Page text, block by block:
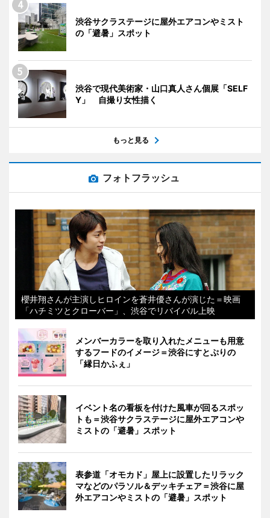
渋谷サクラステージに屋外エアコンやミスト
の「避暑」スポット
渋谷で現代美術家・山口真人さん個展「SELF
Y」 自撮り女性描く
もっと見る
フォトフラッシュ
櫻井翔さんが主演しヒロインを蒼井優さんが演じた＝映画
「ハチミツとクローバー」、渋谷でリバイバル上映
メンバーカラーを取り入れたメニューも用意
するフードのイメージ＝渋谷にすとぷりの
「縁日かふぇ」
イベント名の看板を付けた風車が回るスポッ
トも＝渋谷サクラステージに屋外エアコンや
ミストの「避暑」スポット
表参道「オモカド」屋上に設置したリラック
マなどのパラソル＆デッキチェア＝渋谷に屋
外エアコンやミストの「避暑」スポット